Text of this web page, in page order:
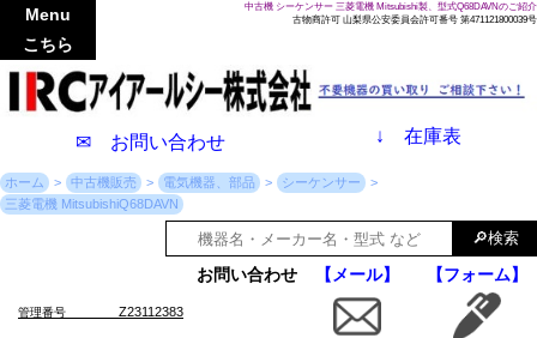
中古機 シーケンサー 三菱電機 Mitsubishi製、型式Q68DAVNのご紹介
古物商許可 山梨県公安委員会許可番号 第471121800039号
✉ お問い合わせ ↓ 在庫表
Menu
こちら
ホーム 中古機販売 電気機器、部品
シーケンサー
三菱電機 MitsubishiQ68DAVN
お問い合わせ 【メール】 【フォーム】
管理番号 Z23112383